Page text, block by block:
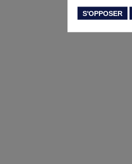
S'OPPOSER